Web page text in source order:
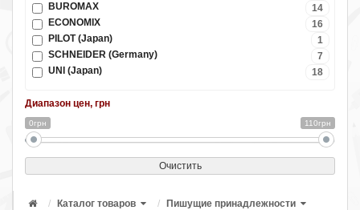
14
BUROMAX
16
ECONOMIX
1
PILOT (Japan)
7
SCHNEIDER (Germany)
18
UNI (Japan)
Диапазон цен, грн
0грн 110грн
Очистить
Каталог товаров
Пишущие принадлежности